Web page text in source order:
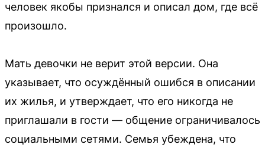
человек якобы признался и описал дом, где всё
произошло.
Мать девочки не верит этой версии. Она
указывает, что осуждённый ошибся в описании
их жилья, и утверждает, что его никогда не
приглашали в гости — общение ограничивалось
социальными сетями. Семья убеждена, что